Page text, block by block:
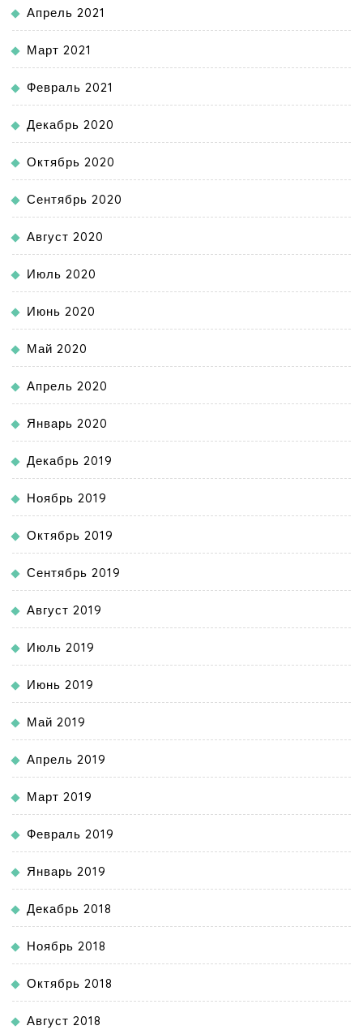
Апрель 2021
Март 2021
Февраль 2021
Декабрь 2020
Октябрь 2020
Сентябрь 2020
Август 2020
Июль 2020
Июнь 2020
Май 2020
Апрель 2020
Январь 2020
Декабрь 2019
Ноябрь 2019
Октябрь 2019
Сентябрь 2019
Август 2019
Июль 2019
Июнь 2019
Май 2019
Апрель 2019
Март 2019
Февраль 2019
Январь 2019
Декабрь 2018
Ноябрь 2018
Октябрь 2018
Август 2018